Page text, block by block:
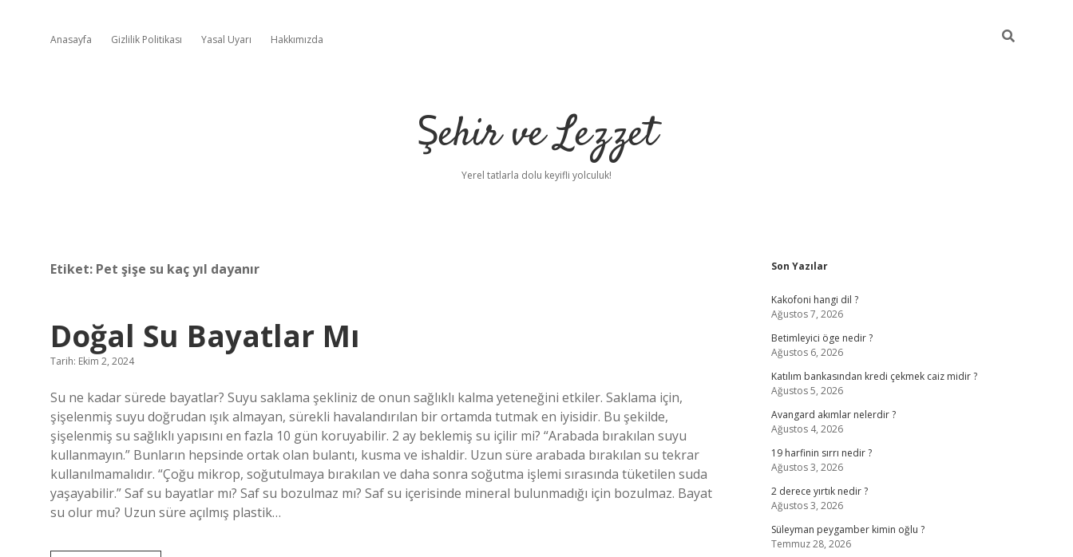
Anasayfa Gizlilik Politikası Yasal Uyarı Hakkımızda
Şehir ve Lezzet
Yerel tatlarla dolu keyifli yolculuk!
Etiket: Pet şişe su kaç yıl dayanır
Doğal Su Bayatlar Mı
Tarih: Ekim 2, 2024
Su ne kadar sürede bayatlar? Suyu saklama şekliniz de onun sağlıklı kalma yeteneğini etkiler. Saklama için,
şişelenmiş suyu doğrudan ışık almayan, sürekli havalandırılan bir ortamda tutmak en iyisidir. Bu şekilde,
şişelenmiş su sağlıklı yapısını en fazla 10 gün koruyabilir. 2 ay beklemiş su içilir mi? “Arabada bırakılan suyu
kullanmayın.” Bunların hepsinde ortak olan bulantı, kusma ve ishaldir. Uzun süre arabada bırakılan su tekrar
kullanılmamalıdır. “Çoğu mikrop, soğutulmaya bırakılan ve daha sonra soğutma işlemi sırasında tüketilen suda
yaşayabilir.” Saf su bayatlar mı? Saf su bozulmaz mı? Saf su içerisinde mineral bulunmadığı için bozulmaz. Bayat
su olur mu? Uzun süre açılmış plastik…
Sidebar
Son Yazılar
Kakofoni hangi dil ?
Ağustos 7, 2026
Betimleyici öge nedir ?
Ağustos 6, 2026
Katılım bankasından kredi çekmek caiz midir ?
Ağustos 5, 2026
Avangard akımlar nelerdir ?
Ağustos 4, 2026
19 harfinin sırrı nedir ?
Ağustos 3, 2026
2 derece yırtık nedir ?
Ağustos 3, 2026
Süleyman peygamber kimin oğlu ?
Temmuz 28, 2026